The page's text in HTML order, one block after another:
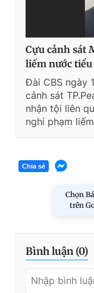
Cựu cảnh sát
liếm nước tiểu
Đài CBS ngày
cảnh sát
nhận tội liên
nghi phạm
Chia sẻ
Chọn
trên
Bình luận (0)